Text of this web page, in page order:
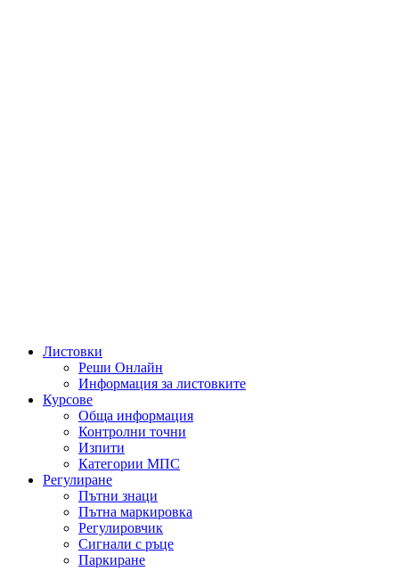
Листовки
Реши Онлайн
Информация за листовките
Курсове
Обща информация
Контролни точни
Изпити
Категории МПС
Регулиране
Пътни знаци
Пътна маркировка
Регулировчик
Сигнали с ръце
Паркиране